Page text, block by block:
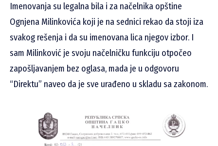
Imenovanja su legalna bila i za načelnika opštine
Ognjena Milinkovića koji je na sednici rekao da stoji iza
svakog rešenja i da su imenovana lica njegov izbor. I
sam Milinković je svoju načelničku funkciju otpočeo
zapošljavanjem bez oglasa, mada je u odgovoru
“Direktu” naveo da je sve urađeno u skladu sa zakonom.